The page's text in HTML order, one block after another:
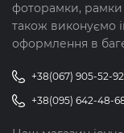
фоторамки, рамки
також виконуємо
оформлення в
+38(067) 905-52-92
+38(095) 642-48-